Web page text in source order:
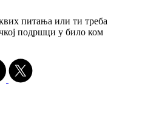
питања или ти треба
подршци у било ком